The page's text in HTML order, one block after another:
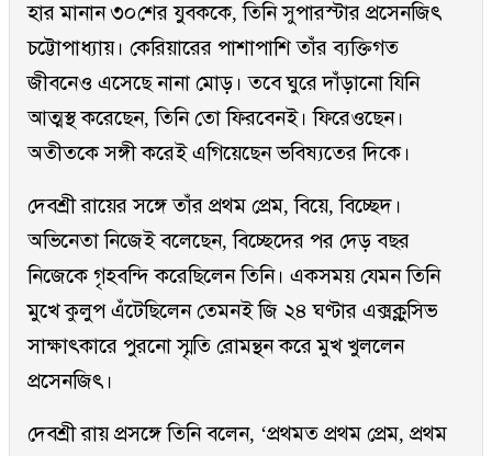
হার মানান ৩০শের যুবককে, তিনি সুপারস্টার প্রসেনজিৎ
চট্টোপাধ্যায়। কেরিয়ারের পাশাপাশি তাঁর ব্যক্তিগত
জীবনেও এসেছে নানা মোড়। তবে ঘুরে দাঁড়ানো যিনি
আত্মস্থ করেছেন, তিনি তো ফিরবেনই। ফিরেওছেন।
অতীতকে সঙ্গী করেই এগিয়েছেন ভবিষ্যতের দিকে।
দেবশ্রী রায়ের সঙ্গে তাঁর প্রথম প্রেম, বিয়ে, বিচ্ছেদ।
অভিনেতা নিজেই বলেছেন, বিচ্ছেদের পর দেড় বছর
নিজেকে গৃহবন্দি করেছিলেন তিনি। একসময় যেমন তিনি
মুখে কুলুপ এঁটেছিলেন তেমনই জি ২৪ ঘণ্টার এক্সক্লুসিভ
সাক্ষাৎকারে পুরনো স্মৃতি রোমন্থন করে মুখ খুললেন
প্রসেনজিৎ।
দেবশ্রী রায় প্রসঙ্গে তিনি বলেন, ‘প্রথমত প্রথম প্রেম, প্রথম